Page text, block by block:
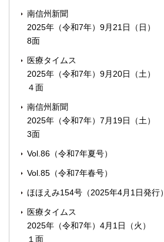
南信州新聞
2025年（令和7年）9月21日（日）
8面
医療タイムス
2025年（令和7年）9月20日（土）
４面
南信州新聞
2025年（令和7年）7月19日（土）
3面
Vol.86（令和7年夏号）
Vol.85（令和7年春号）
ほほえみ154号（2025年4月1日発行）
医療タイムス
2025年（令和7年）4月1日（火）
１面